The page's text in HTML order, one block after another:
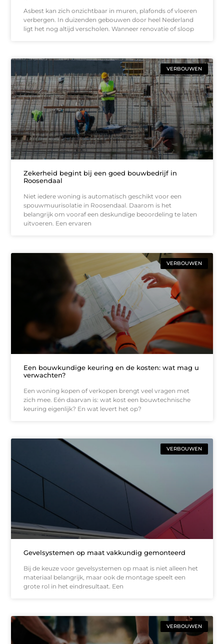
Asbest kan zich onzichtbaar in muren, plafonds of vloeren
verbergen. In duizenden gebouwen door heel Nederland
ligt het nog altijd verscholen. Wanneer renovatie of sloop
VERBOUWEN
Zekerheid begint bij een goed bouwbedrijf in
Roosendaal
Niet iedere woning is automatisch geschikt voor een
spouwmuurisolatie in Roosendaal. Daarom is het
belangrijk om vooraf een deskundige beoordeling te laten
uitvoeren. Een ervaren
VERBOUWEN
Een bouwkundige keuring en de kosten: wat mag u
verwachten?
Een woning kopen of verkopen brengt veel vragen met
zich mee. Eén daarvan is: wat kost een bouwtechnische
keuring eigenlijk? En wat levert het op?
VERBOUWEN
Gevelsystemen op maat vakkundig gemonteerd
Bij de keuze voor gevelsystemen op maat is niet alleen het
materiaal belangrijk, maar ook de montage speelt een
grote rol in het eindresultaat. Een
VERBOUWEN